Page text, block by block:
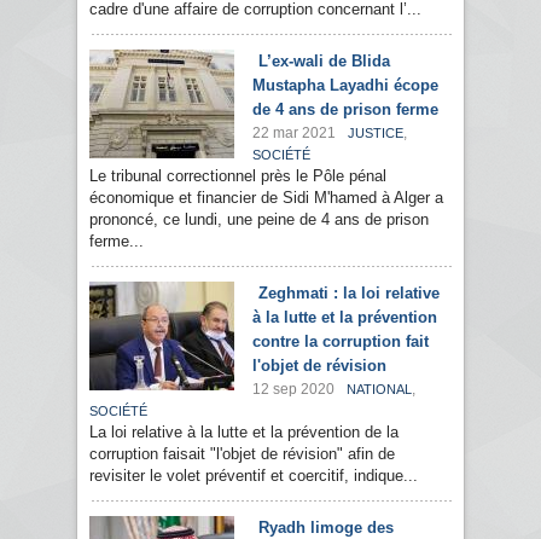
cadre d'une affaire de corruption concernant l’...
L’ex-wali de Blida
Mustapha Layadhi écope
de 4 ans de prison ferme
22 mar 2021 JUSTICE,
SOCIÉTÉ
Le tribunal correctionnel près le Pôle pénal
économique et financier de Sidi M'hamed à Alger a
prononcé, ce lundi, une peine de 4 ans de prison
ferme...
Zeghmati : la loi relative
à la lutte et la prévention
contre la corruption fait
l'objet de révision
12 sep 2020 NATIONAL ,
SOCIÉTÉ
La loi relative à la lutte et la prévention de la
corruption faisait "l'objet de révision" afin de
revisiter le volet préventif et coercitif, indique...
Ryadh limoge des